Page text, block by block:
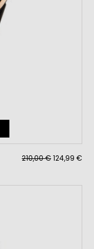
210,00 €124,99 €